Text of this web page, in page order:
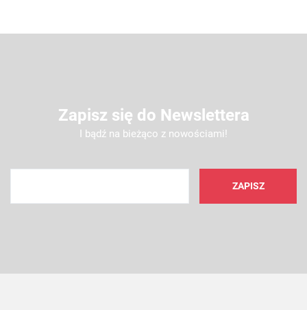
Zapisz się do Newslettera
I bądź na bieżąco z nowościami!